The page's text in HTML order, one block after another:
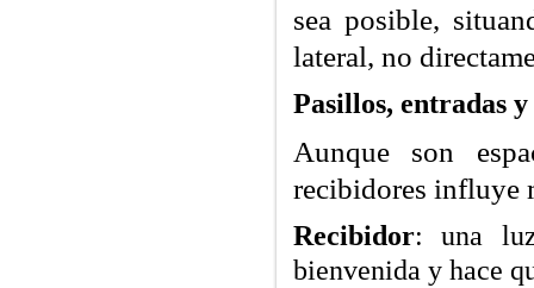
sea posible,
lateral, no
Pasillos, entradas y
Aunque son
recibidores influye
Recibidor: una
bienvenida y hace